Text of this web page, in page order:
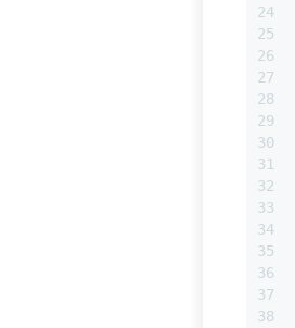
24
25
26
27
28
29
30
31
32
33
34
35
36
37
38